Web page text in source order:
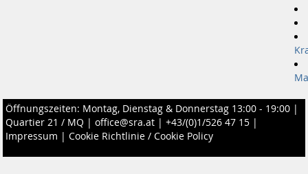
Öffnungszeiten: Montag, Dienstag & Donnerstag 13:00 - 19:00 |
Quartier 21 / MQ | office@sra.at | +43/(0)1/526 47 15 |
Impressum | Cookie Richtlinie / Cookie Policy